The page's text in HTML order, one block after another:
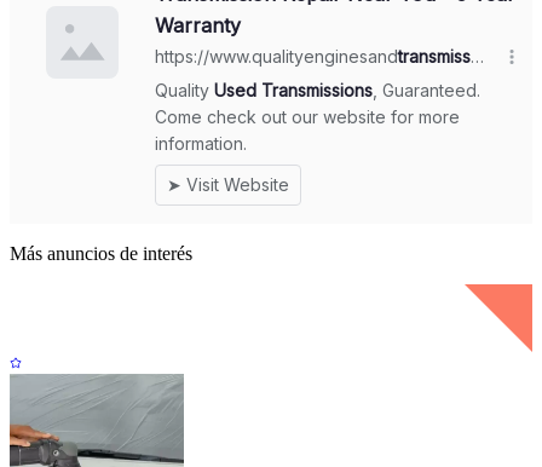
Más anuncios de interés